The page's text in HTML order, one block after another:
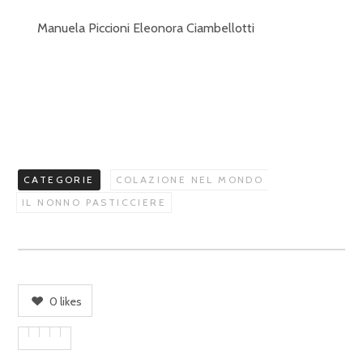
Manuela Piccioni Eleonora Ciambellotti
CATEGORIE
COLAZIONE NEL MONDO
IL NONNO PASTICCIERE
0 likes